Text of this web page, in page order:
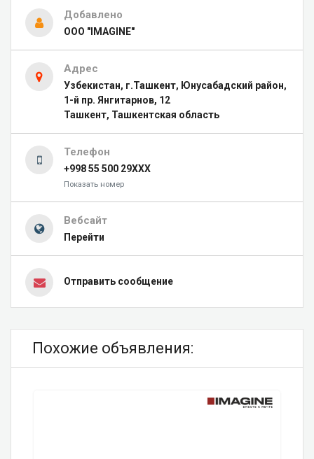
Добавлено
OOO "IMAGINE"
Адрес
Узбекистан, г.Ташкент, Юнусабадский район,
1-й пр. Янгитарнов, 12
Ташкент, Ташкентская область
Телефон
+998 55 500 29XXX
Показать номер
Вебсайт
Перейти
Отправить сообщение
Похожие объявления: